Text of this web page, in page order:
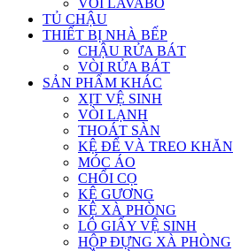
VÒI LAVABO
TỦ CHẬU
THIẾT BỊ NHÀ BẾP
CHẬU RỬA BÁT
VÒI RỬA BÁT
SẢN PHẨM KHÁC
XỊT VỆ SINH
VÒI LẠNH
THOÁT SÀN
KỆ ĐỂ VÀ TREO KHĂN
MÓC ÁO
CHỔI CỌ
KỆ GƯƠNG
KỆ XÀ PHÒNG
LÔ GIẤY VỆ SINH
HỘP ĐỰNG XÀ PHÒNG